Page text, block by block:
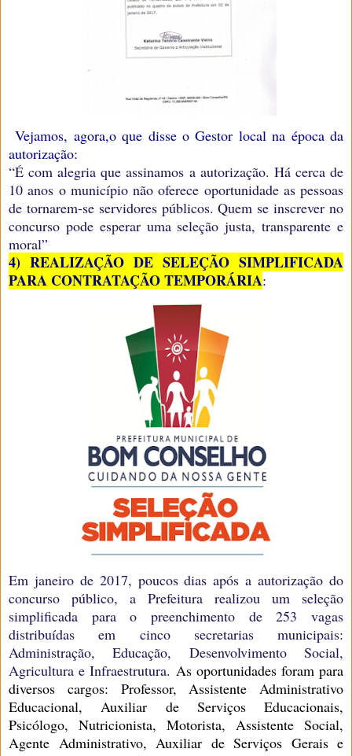
Vejamos, agora,o que disse o Gestor local na época da
autorização:
“É com alegria que assinamos a autorização. Há cerca de
10 anos o município não oferece oportunidade as pessoas
de tornarem-se servidores públicos. Quem se inscrever no
concurso pode esperar uma seleção justa, transparente e
moral”
4) REALIZAÇÃO DE SELEÇÃO SIMPLIFICADA
PARA CONTRATAÇÃO TEMPORÁRIA:
Em janeiro de 2017, poucos dias após a autorização do
concurso público, a Prefeitura realizou um seleção
simplificada para o preenchimento de 253 vagas
distribuídas em cinco secretarias municipais:
Administração, Educação, Desenvolvimento Social,
Agricultura e Infraestrutura. As oportunidades foram para
diversos cargos: Professor, Assistente Administrativo
Educacional, Auxiliar de Serviços Educacionais,
Psicólogo, Nutricionista, Motorista, Assistente Social,
Agente Administrativo, Auxiliar de Serviços Gerais e